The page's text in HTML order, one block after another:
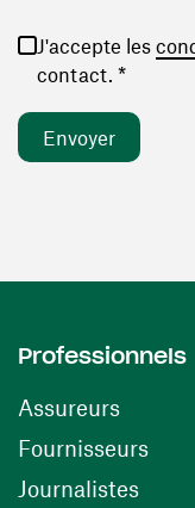
J'accepte les
contact. *
Professionnels
Assureurs
Fournisseurs
Journalistes